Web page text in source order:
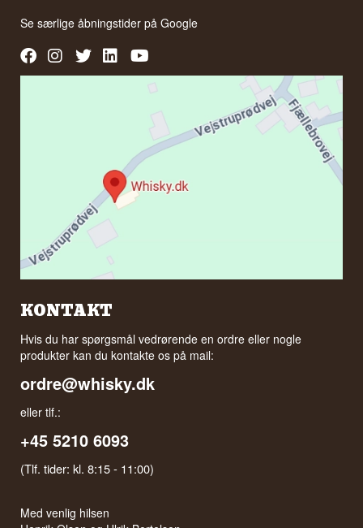
Se særlige åbningstider påGoogle
KONTAKT
Hvis du har spørgsmål vedrørende en ordre eller nogle
produkter kan du kontakte os på mail:
ordre@whisky.dk
eller tlf.:
+45 5210 6093
(Tlf. tider: kl. 8:15 - 11:00)
Med venlig hilsen